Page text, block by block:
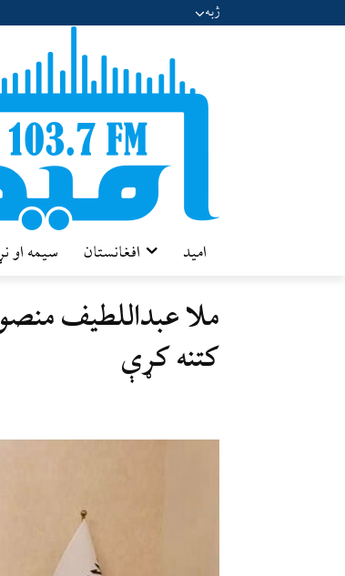
ژبه
امید افغانستان سیمه او
ملا عبداللطیف
کتنه کړې